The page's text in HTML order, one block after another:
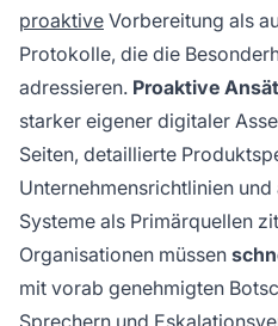
proaktive Vorbereitung als
Protokolle, die die
adressieren. Proaktive
starker eigener digitaler
Seiten, detaillierte
Unternehmensrichtlinien
Systeme als Primärquellen
Organisationen müssen
mit vorab genehmigten
Sprechern und